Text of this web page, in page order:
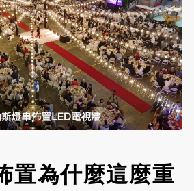
置為什麼這麼重